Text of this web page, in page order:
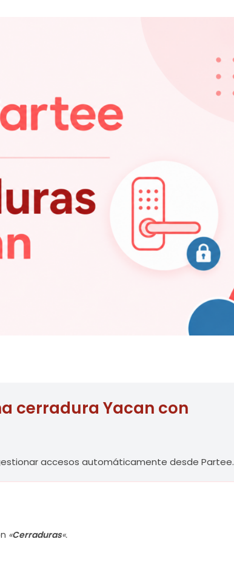
cerradura Yacan con
accesos automáticamente desde Partee.
«Cerraduras«.